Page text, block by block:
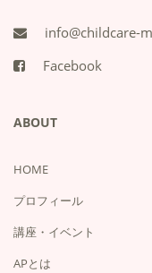
info@childcare-
Facebook
ABOUT
HOME
プロフィール
講座・イベント
APとは